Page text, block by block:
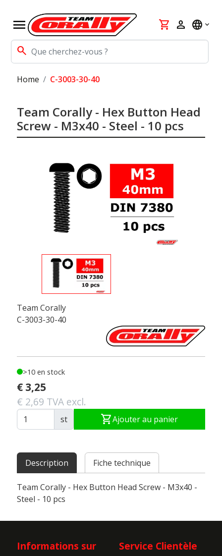
menu
search
shopping_cart person language
Home C-3003-30-40
Team Corally - Hex Button Head
Screw - M3x40 - Steel - 10 pcs
Team Corally
C-3003-30-40
>10 en stock
€ 3,25
€ 2,69 TVA excl.
st shopping_cartAjouter au panier
Description Fiche technique
Team Corally - Hex Button Head Screw - M3x40 -
Steel - 10 pcs
Informations sur
Service Clientèle